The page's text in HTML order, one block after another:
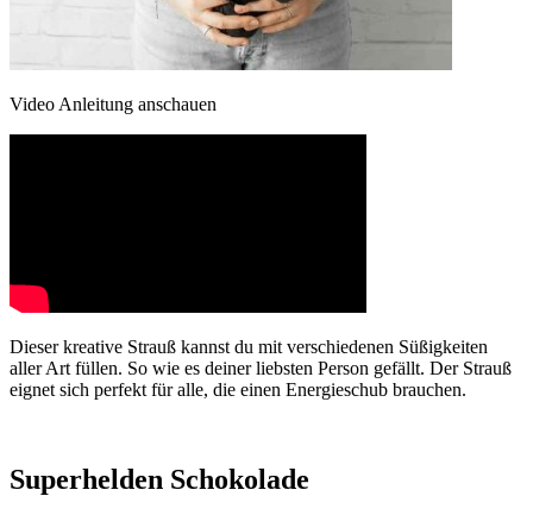
Video Anleitung anschauen
Dieser kreative Strauß kannst du mit verschiedenen Süßigkeiten
aller Art füllen. So wie es deiner liebsten Person gefällt. Der Strauß
eignet sich perfekt für alle, die einen Energieschub brauchen.
Superhelden Schokolade